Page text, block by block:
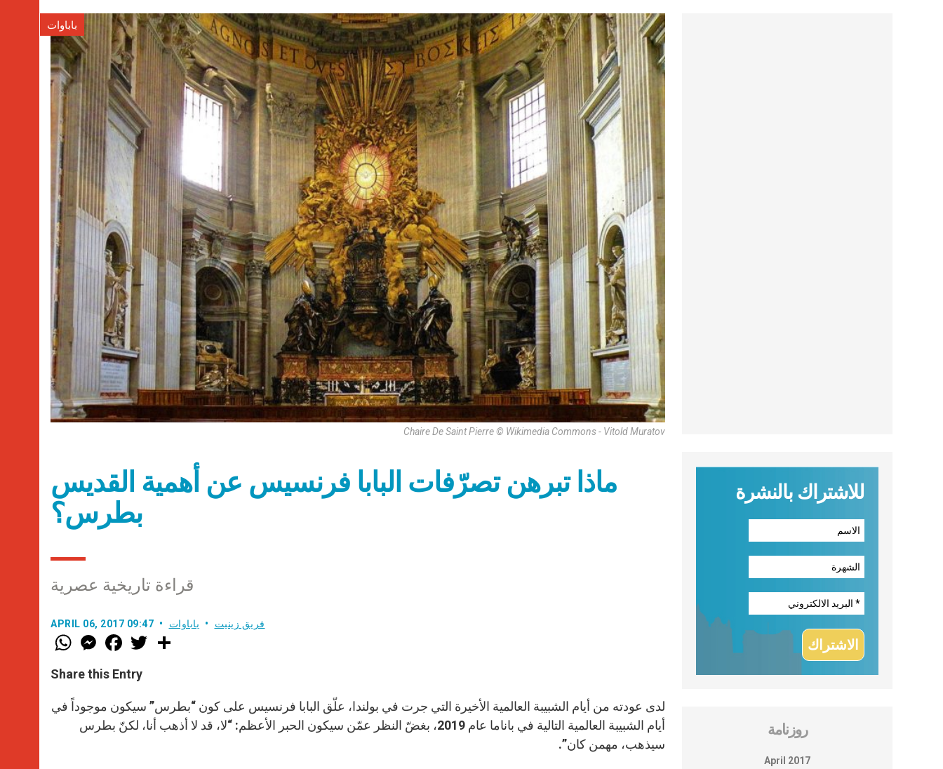
باباوات
Chaire De Saint Pierre © Wikimedia Commons - Vitold Muratov
ماذا تبرهن تصرّفات البابا فرنسيس عن أهمية القديس
بطرس؟
قراءة تاريخية عصرية
APRIL 06, 2017 09:47 فريق زينيت باباوات
W
h
t
s
p
p
M
e
s
e
g
e
r
F
a
e
b
o
k
w
r
Share this Entry
لدى عودته من أيام الشبيبة العالمية الأخيرة التي جرت في بولندا، علّق البابا فرنسيس على كون “بطرس” سيكون موجوداً في
أيام الشبيبة العالمية التالية في باناما عام 2019، بغضّ النظر عمّن سيكون الحبر الأعظم: “لا، قد لا أذهب أنا، لكنّ بطرس
سيذهب، مهمن كان”.
للاشتراك بالنشرة
روزنامة
April 2017